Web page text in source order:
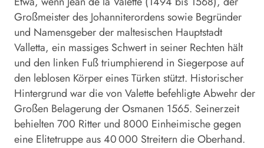
Großmeister des Johanniterordens sowie Begründer
und Namensgeber der maltesischen Hauptstadt
Valletta, ein massiges Schwert in seiner Rechten hält
und den linken Fuß triumphierend in Siegerpose auf
den leblosen Körper eines Türken stützt. Historischer
Hintergrund war die von Valette befehligte Abwehr der
Großen Belagerung der Osmanen 1565. Seinerzeit
behielten 700 Ritter und 8000 Einheimische gegen
eine Elitetruppe aus 40 000 Streitern die Oberhand.